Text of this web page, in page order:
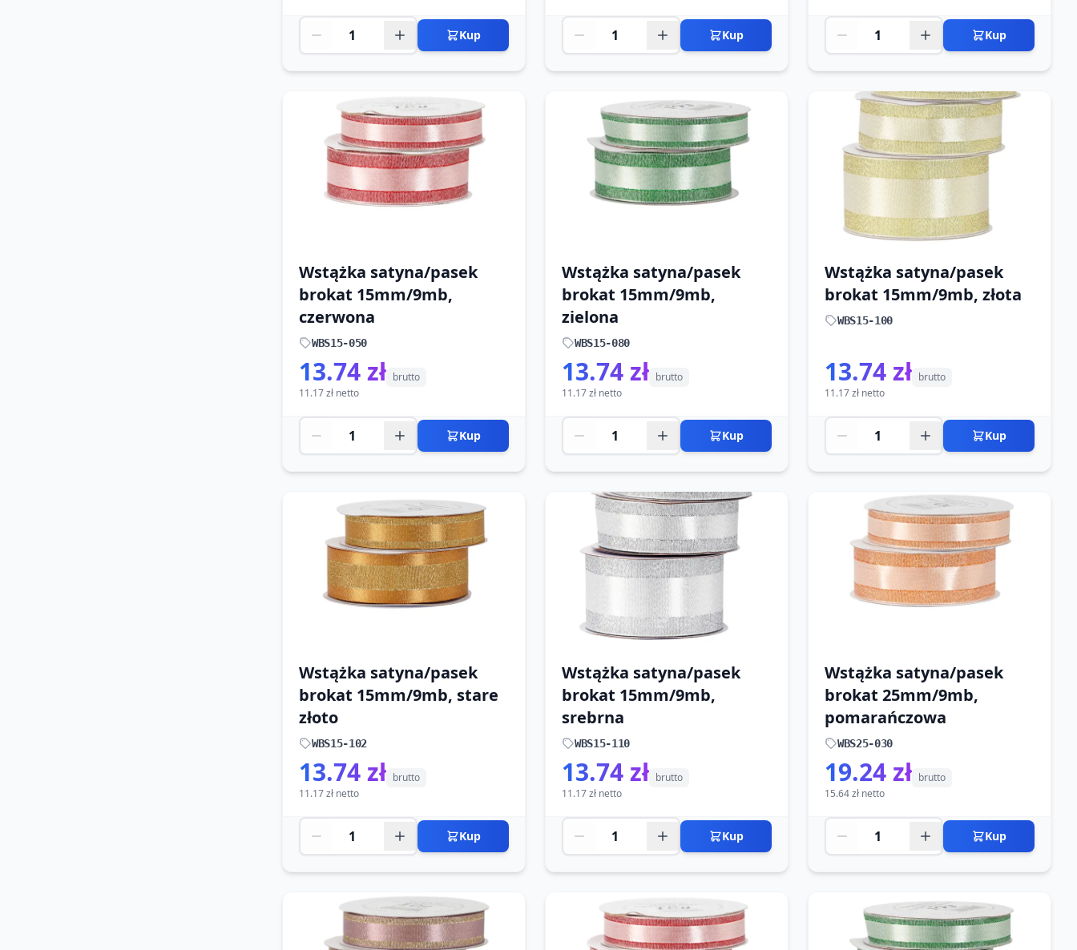
Kup Kup Kup
Wstążka satyna/pasek
brokat 15mm/9mb,
czerwona
WBS15-050
13.74 zł brutto
11.17 zł netto
Kup
Wstążka satyna/pasek
brokat 15mm/9mb,
zielona
WBS15-080
13.74 zł brutto
11.17 zł netto
Kup
Wstążka satyna/pasek
brokat 15mm/9mb, złota
WBS15-100
13.74 zł brutto
11.17 zł netto
Kup
Wstążka satyna/pasek
brokat 15mm/9mb, stare
złoto
WBS15-102
13.74 zł brutto
11.17 zł netto
Kup
Wstążka satyna/pasek
brokat 15mm/9mb,
srebrna
WBS15-110
13.74 zł brutto
11.17 zł netto
Kup
Wstążka satyna/pasek
brokat 25mm/9mb,
pomarańczowa
WBS25-030
19.24 zł brutto
15.64 zł netto
Kup